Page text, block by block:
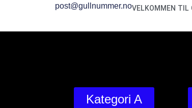
post@gullnummer.noVELKOMMEN TIL
Kategori A